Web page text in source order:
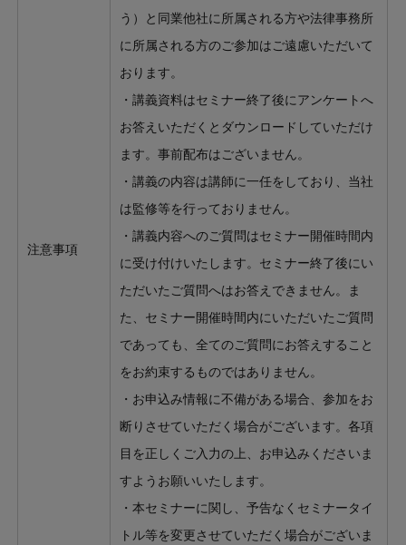
注意事項
う）と同業他社に所属される方や法律事務所
に所属される方のご参加はご遠慮いただいて
おります。
・講義資料はセミナー終了後にアンケートへ
お答えいただくとダウンロードしていただけ
ます。事前配布はございません。
・講義の内容は講師に一任をしており、当社
は監修等を行っておりません。
・講義内容へのご質問はセミナー開催時間内
に受け付けいたします。セミナー終了後にい
ただいたご質問へはお答えできません。ま
た、セミナー開催時間内にいただいたご質問
であっても、全てのご質問にお答えすること
をお約束するものではありません。
・お申込み情報に不備がある場合、参加をお
断りさせていただく場合がございます。各項
目を正しくご入力の上、お申込みくださいま
すようお願いいたします。
・本セミナーに関し、予告なくセミナータイ
トル等を変更させていただく場合がございま